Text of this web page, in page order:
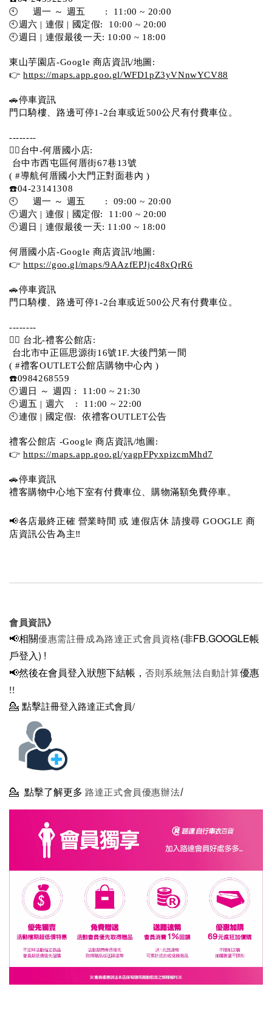
🕙     週一 ～ 週五       :  11:00 ~ 20:00
🕙週六 | 連假 | 國定假:  10:00 ~ 20:00
🕙週日 | 連假最後一天: 10:00 ~ 18:00
東山芋園店-Google 商店資訊/地圖:
👉 https://maps.app.goo.gl/WFD1pZ3yVNnwYCV88
🚗停車資訊
門口騎樓、路邊可停1-2台車或近500公尺有付費車位。
--------
💁‍♀️台中-何厝國小店:
台中市西屯區何厝街67巷13號
( #導航何厝國小大門正對面巷內 )
☎️04-23141308
🕙     週一 ～ 週五       :  09:00 ~ 20:00
🕙週六 | 連假 | 國定假:  11:00 ~ 20:00
🕙週日 | 連假最後一天: 11:00 ~ 18:00
何厝國小店-Google 商店資訊/地圖:
👉 https://goo.gl/maps/9AAzfEPJjc48xQrR6
🚗停車資訊
門口騎樓、路邊可停1-2台車或近500公尺有付費車位。
--------
💁‍♀️ 台北-禮客公館店:
台北市中正區思源街16號1F.大後門第一間
( #禮客OUTLET公館店購物中心內 )
☎️0984268559
🕙週日 ～ 週四 :  11:00 ~ 21:30
🕙週五 | 週六    :  11:00 ~ 22:00
🕙連假 | 國定假:  依禮客OUTLET公告
禮客公館店 -Google 商店資訊/地圖:
👉 https://maps.app.goo.gl/yagpFPyxpizcmMhd7
🚗停車資訊
禮客購物中心地下室有付費車位、購物滿額免費停車。
📢各店最終正確 營業時間 或 連假店休 請搜尋 GOOGLE 商
店資訊公告為主‼️
會員資訊》
📢相關優惠需註冊成為路達正式會員資格(非FB.GOOGLE帳
戶登入) !
📢然後在會員登入狀態下結帳， 否則系統無法自動計算優惠
!!
💁 點擊註冊登入路達正式會員/
💁 點擊了解更多 路達正式會員優惠辦法/